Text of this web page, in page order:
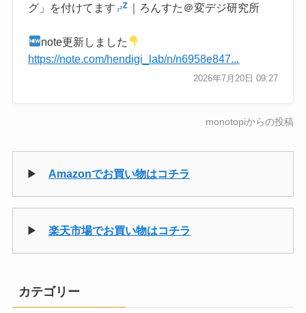
グ」を付けてます
｜ろんすた＠変デジ研究所
note更新しました
https://note.com/hendigi_lab/n/n6958e847...
2026年7月20日 09:27
monotopiからの投稿
▶ Amazonでお買い物はコチラ
▶ 楽天市場でお買い物はコチラ
カテゴリー